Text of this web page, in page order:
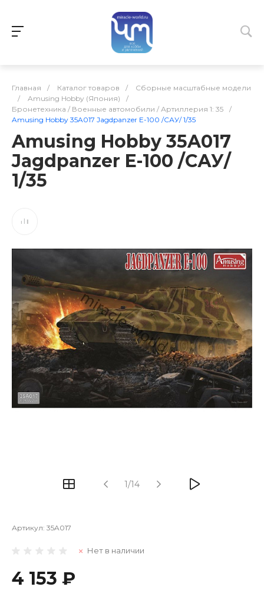
Главная / Каталог товаров /
Сборные масштабные модели
/
Amusing Hobby (Япония)
/
Бронетехника / Военные автомобили / Артиллерия 1: 35
/
Amusing Hobby 35A017 Jagdpanzer E-100 /САУ/ 1/35
Amusing Hobby 35A017
Jagdpanzer E-100 /САУ/
1/35
1/14
Артикул: 35A017
Нет в наличии
4 153 ₽